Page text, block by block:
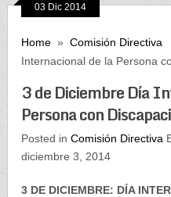
03 Dic 2014
Home »Comisión Directiva
Internacional de la Persona
3 de Diciembre Día
Persona con
Posted inComisión Directiva
diciembre 3, 2014
3 DE DICIEMBRE: DÍA